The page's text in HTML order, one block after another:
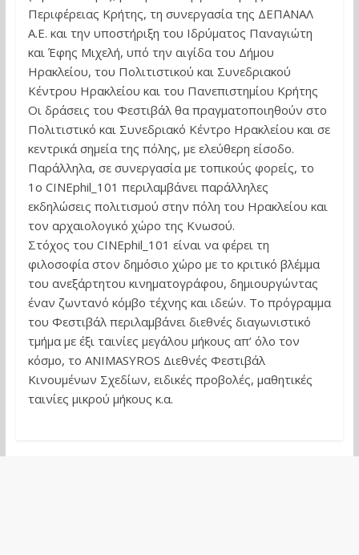
Περιφέρειας Κρήτης, τη συνεργασία της ΔΕΠΑΝΑΛ
Α.Ε. και την υποστήριξη του Ιδρύματος Παναγιώτη
και Έφης Μιχελή, υπό την αιγίδα του Δήμου
Ηρακλείου, του Πολιτιστικού και Συνεδριακού
Κέντρου Ηρακλείου και του Πανεπιστημίου Κρήτης
Οι δράσεις του Φεστιβάλ θα πραγματοποιηθούν στο
Πολιτιστικό και Συνεδριακό Κέντρο Ηρακλείου και σε
κεντρικά σημεία της πόλης, με ελεύθερη είσοδο.
Παράλληλα, σε συνεργασία με τοπικούς φορείς, το
1ο CINEphil_101 περιλαμβάνει παράλληλες
εκδηλώσεις πολιτισμού στην πόλη του Ηρακλείου και
τον αρχαιολογικό χώρο της Κνωσού.
Στόχος του CINEphil_101 είναι να φέρει τη
φιλοσοφία στον δημόσιο χώρο με το κριτικό βλέμμα
του ανεξάρτητου κινηματογράφου, δημιουργώντας
έναν ζωντανό κόμβο τέχνης και ιδεών. Το πρόγραμμα
του Φεστιβάλ περιλαμβάνει διεθνές διαγωνιστικό
τμήμα με έξι ταινίες μεγάλου μήκους απ’ όλο τον
κόσμο, το ANIMASYROS Διεθνές Φεστιβάλ
Κινουμένων Σχεδίων, ειδικές προβολές, μαθητικές
ταινίες μικρού μήκους κ.α.